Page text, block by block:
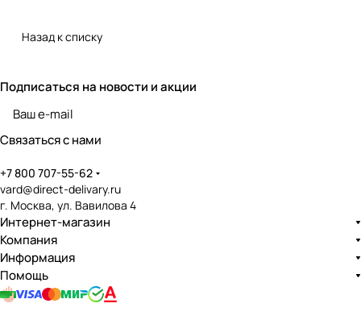
Назад к списку
Подписаться на новости и акции
Связаться с нами
+7 800 707-55-62
vard@direct-delivary.ru
г. Москва, ул. Вавилова 4
Интернет-магазин
Компания
Информация
Помощь